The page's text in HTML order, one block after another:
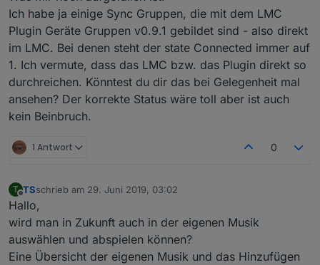
Ich habe ja einige Sync Gruppen, die mit dem LMC
Plugin Geräte Gruppen v0.9.1 gebildet sind - also direkt
im LMC. Bei denen steht der state Connected immer auf
1. Ich vermute, dass das LMC bzw. das Plugin direkt so
durchreichen. Könntest du dir das bei Gelegenheit mal
ansehen? Der korrekte Status wäre toll aber ist auch
kein Beinbruch.
1 Antwort 0
T
Offline
TSschrieb am 29. Juni 2019, 03:02
zuletzt editiert von
Hallo,
wird man in Zukunft auch in der eigenen Musik
auswählen und abspielen können?
Eine Übersicht der eigenen Musik und das Hinzufügen